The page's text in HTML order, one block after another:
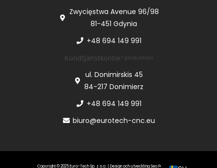
Zwycięstwa Avenue 96/98
81-451 Gdynia
+48 694 149 991
Kundtjänstkontor/ produktion
ul. Donimirskis 45
84-217 Donimierz
+48 694 149 991
biuro@eurotech-cnc.eu
Copyright © 2025 Euro-Tech Sp. z o.o. | Design och utvecklingSeo Partnerbyrå
PL